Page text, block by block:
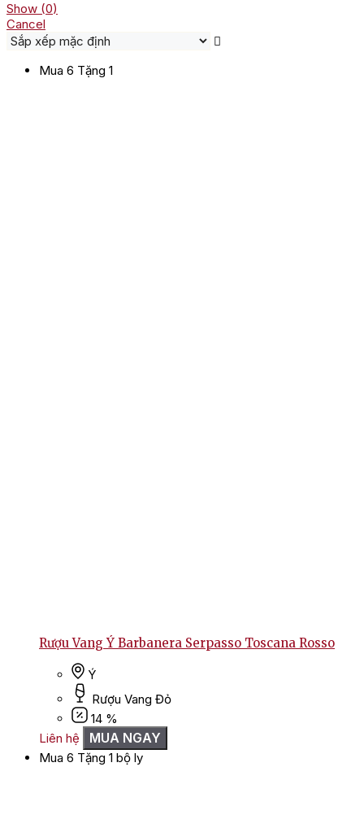
Show (0)
Cancel
Mua 6 Tặng 1
Rượu Vang Ý Barbanera Serpasso Toscana Rosso
Ý
Rượu Vang Đỏ
14 %
Liên hệ
MUA NGAY
Mua 6 Tặng 1 bộ ly